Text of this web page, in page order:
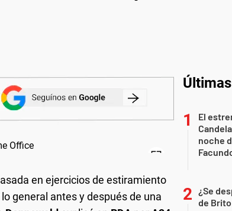
en ejercicios de estiramiento
general antes y después de una
El
noche
¿Se
de